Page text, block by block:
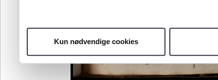
Kun nødvendige cookies